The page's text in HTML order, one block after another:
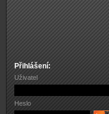
Přihlášení:
Uživatel
Heslo